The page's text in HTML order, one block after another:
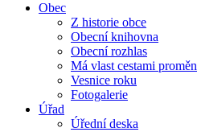
Obec
Z historie obce
Obecní knihovna
Obecní rozhlas
Má vlast cestami proměn
Vesnice roku
Fotogalerie
Úřad
Úřední deska